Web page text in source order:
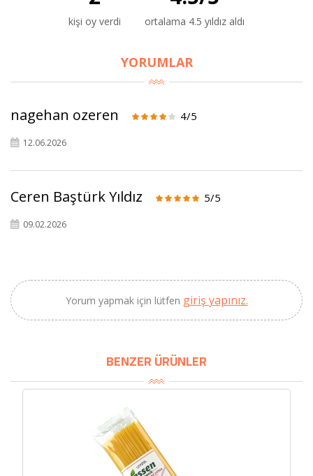
kişi oy verdi ortalama 4.5 yıldız aldı
YORUMLAR
nagehan ozeren 4/5
12.06.2026
Ceren Baştürk Yıldız 5/5
09.02.2026
Yorum yapmak için lütfen giriş yapınız.
BENZER ÜRÜNLER